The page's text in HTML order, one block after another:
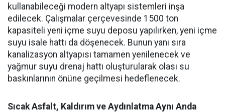
kullanabileceği modern altyapı sistemleri inşa
edilecek. Çalışmalar çerçevesinde 1500 ton
kapasiteli yeni içme suyu deposu yapılırken, yeni içme
suyu isale hattı da döşenecek. Bunun yanı sıra
kanalizasyon altyapısı tamamen yenilenecek ve
yağmur suyu drenaj hattı oluşturularak olası su
baskınlarının önüne geçilmesi hedeflenecek.
Sıcak Asfalt, Kaldırım ve Aydınlatma Aynı Anda